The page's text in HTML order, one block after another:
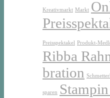
Kreativmarkt Markt
Preisspektakel Produkt-
Ribba
bration
sparen